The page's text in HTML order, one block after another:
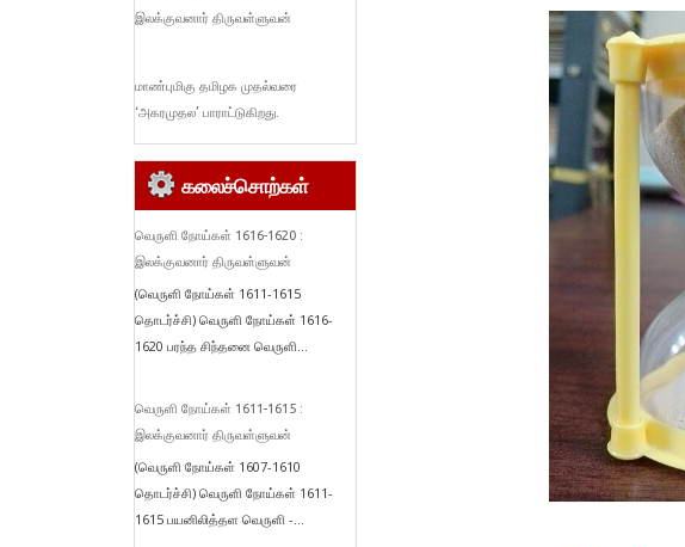
இலக்குவனார் திருவள்ளுவன்
மாண்புமிகு தமிழக முதல்வரை
‘அகரமுதல’ பாராட்டுகிறது.
கலைச்சொற்கள்
வெருளி நோய்கள் 1616-1620 :
இலக்குவனார் திருவள்ளுவன்
(வெருளி நோய்கள் 1611-1615
தொடர்ச்சி) வெருளி நோய்கள் 1616-
1620 பரந்த சிந்தனை வெருளி...
வெருளி நோய்கள் 1611-1615 :
இலக்குவனார் திருவள்ளுவன்
(வெருளி நோய்கள் 1607-1610
தொடர்ச்சி) வெருளி நோய்கள் 1611-
1615 பயனிலித்தள வெருளி -...